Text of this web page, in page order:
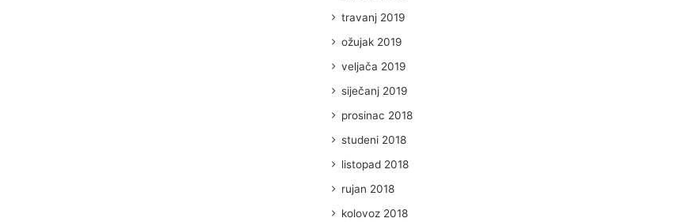
travanj 2019
ožujak 2019
veljača 2019
siječanj 2019
prosinac 2018
studeni 2018
listopad 2018
rujan 2018
kolovoz 2018